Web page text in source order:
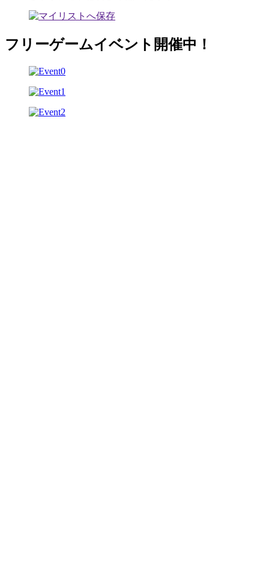
フリーゲームイベント開催中！